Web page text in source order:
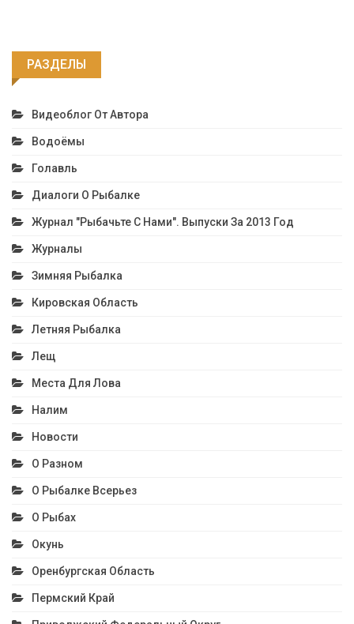
РАЗДЕЛЫ
Видеоблог От Автора
Водоёмы
Голавль
Диалоги О Рыбалке
Журнал "Рыбачьте С Нами". Выпуски За 2013 Год
Журналы
Зимняя Рыбалка
Кировская Область
Летняя Рыбалка
Лещ
Места Для Лова
Налим
Новости
О Разном
О Рыбалке Всерьез
О Рыбах
Окунь
Оренбургская Область
Пермский Край